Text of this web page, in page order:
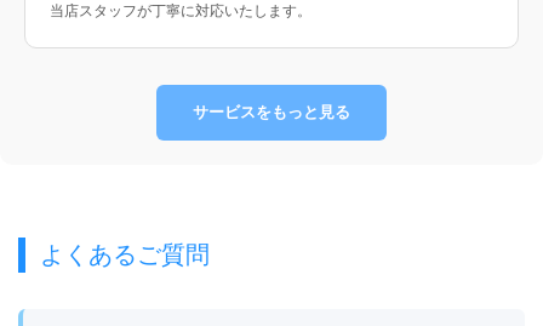
当店スタッフが丁寧に対応いたします。
サービスをもっと見る
よくあるご質問